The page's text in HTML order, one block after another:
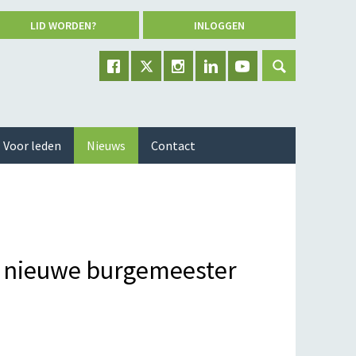
LID WORDEN? INLOGGEN
burgemeester
Voor leden Nieuws Contact